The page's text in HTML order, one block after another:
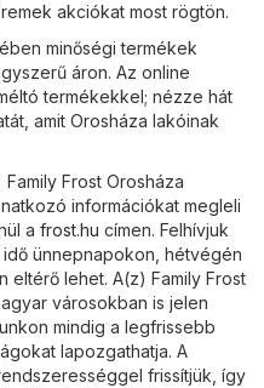
akciókat most rögtön.
minőségi termékek
áron. Az online
termékekkel; nézze hát
amit Orosháza lakóinak
Frost Orosháza
információkat megleli
a frost.hu címen. Felhívjuk
ünnepnapokon, hétvégén
eltérő lehet. A(z) Family Frost
városokban is jelen
mindig a legfrissebb
lapozgathatja. A
frissítjük, így